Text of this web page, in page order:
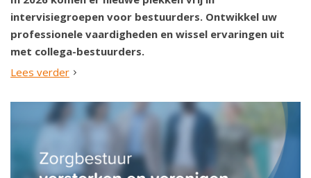
intervisiegroepen voor bestuurders. Ontwikkel uw
professionele vaardigheden en wissel ervaringen uit
met collega-bestuurders.
Lees verder